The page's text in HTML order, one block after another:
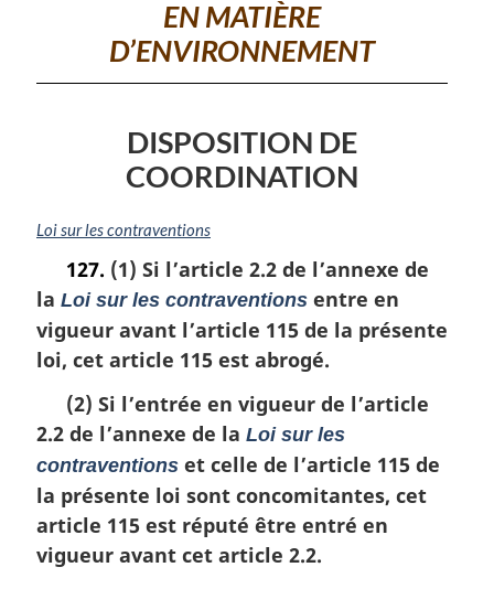
des
dispositions
ayant
trait
contrôle
d’application
édictant
des
dispositions
ayant
au
contrôle
de
environnementales
EN MATIÈRE
D’ENVIRONNEMENT
DISPOSITION DE
COORDINATION
N
e
m
r
n
a
l
e
:
Loi sur les contraventions
127. (1) Si l’article 2.2 de l’annexe de
la Loi sur les contraventions entre en
vigueur avant l’article 115 de la présente
loi, cet article 115 est abrogé.
(2) Si l’entrée en vigueur de l’article
2.2 de l’annexe de la Loi sur les
contraventions et celle de l’article 115 de
la présente loi sont concomitantes, cet
article 115 est réputé être entré en
vigueur avant cet article 2.2.